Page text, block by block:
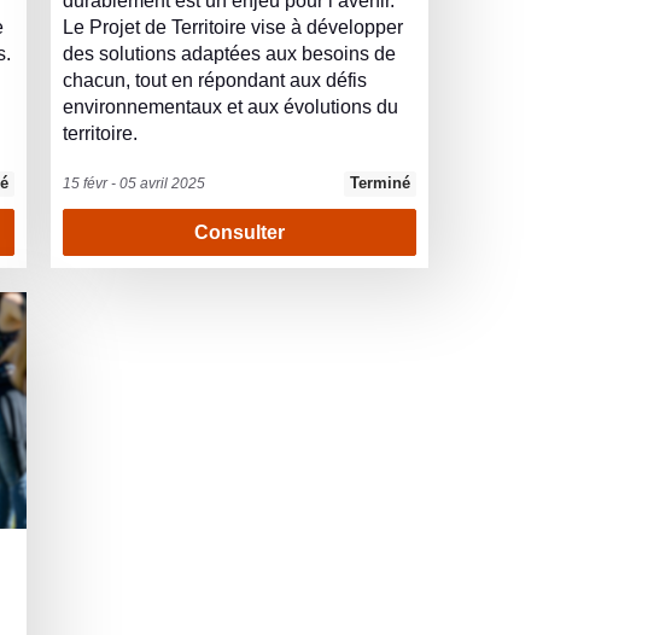
Le Projet de Territoire vise à développer
des solutions adaptées aux besoins de
chacun, tout en répondant aux défis
environnementaux et aux évolutions du
territoire.
15 févr - 05 avril 2025 Terminé
Consulter